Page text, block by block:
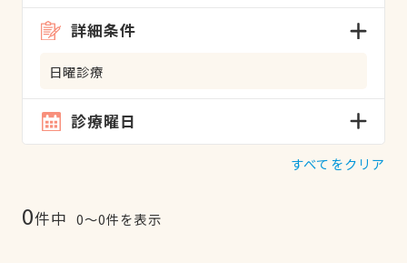
詳細条件
日曜診療
診療曜日
すべてをクリア
0件中 0〜0件を表示